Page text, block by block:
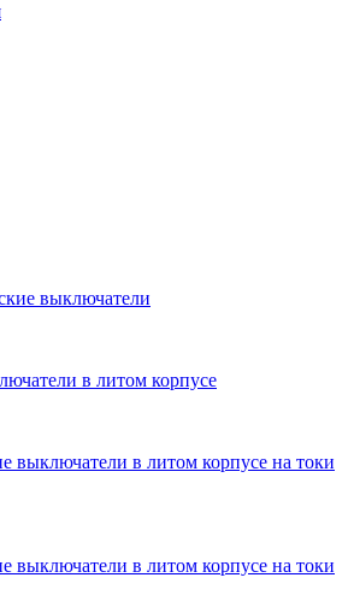
выключатели
в литом корпусе
выключатели в литом корпусе на токи
выключатели в литом корпусе на токи